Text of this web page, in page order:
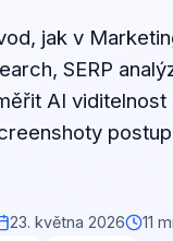
jak v
SERP
AI
23. května 2026 11